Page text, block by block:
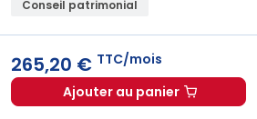
Conseil patrimonial
265,20 € TTC/mois
Ajouter au panierE-Dixit à 265,20 €